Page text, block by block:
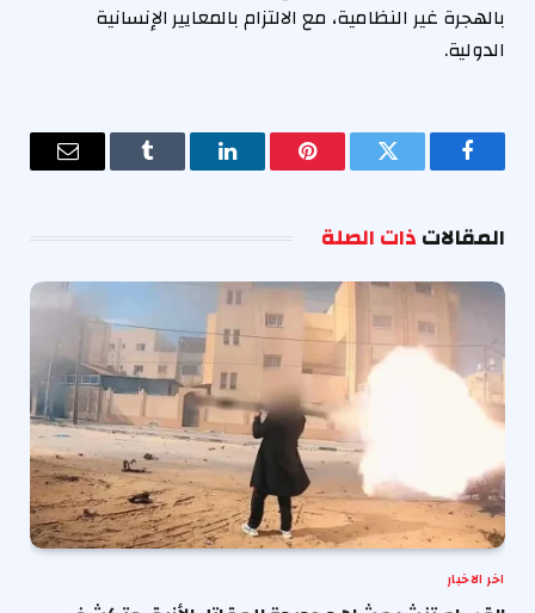
بالهجرة غير النظامية، مع الالتزام بالمعايير الإنسانية
الدولية.
فيسبوك تويتر بينتيريستلينكدإن Tumblr
البريد
المقالاتذات الصلة
اخر الاخبار